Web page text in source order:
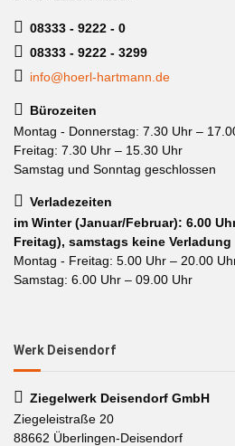
08333 - 9222 - 0
08333 - 9222 - 3299
info@hoerl-hartmann.de
Bürozeiten
Montag - Donnerstag: 7.30 Uhr –
Freitag: 7.30 Uhr – 15.30 Uhr
Samstag und Sonntag geschlossen
Verladezeiten
im Winter (Januar/Februar): 6.00
Freitag), samstags keine Verladung
Montag - Freitag: 5.00 Uhr – 20.00
Samstag: 6.00 Uhr – 09.00 Uhr
Werk Deisendorf
Ziegelwerk Deisendorf GmbH
Ziegeleistraße 20
88662 Überlingen-Deisendorf